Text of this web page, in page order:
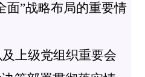
面”战略布局的重要情
及上级党组织重要会